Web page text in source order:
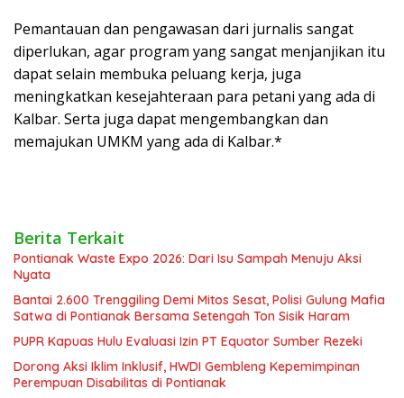
Pemantauan dan pengawasan dari jurnalis sangat
diperlukan, agar program yang sangat menjanjikan itu
dapat selain membuka peluang kerja, juga
meningkatkan kesejahteraan para petani yang ada di
Kalbar. Serta juga dapat mengembangkan dan
memajukan UMKM yang ada di Kalbar.*
Berita Terkait
Pontianak Waste Expo 2026: Dari Isu Sampah Menuju Aksi
Nyata
Bantai 2.600 Trenggiling Demi Mitos Sesat, Polisi Gulung Mafia
Satwa di Pontianak Bersama Setengah Ton Sisik Haram
PUPR Kapuas Hulu Evaluasi Izin PT Equator Sumber Rezeki
Dorong Aksi Iklim Inklusif, HWDI Gembleng Kepemimpinan
Perempuan Disabilitas di Pontianak